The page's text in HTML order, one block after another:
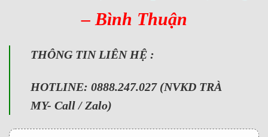
– Bình Thuận
THÔNG TIN LIÊN HỆ :
HOTLINE: 0888.247.027 (NVKD TRÀ
MY- Call / Zalo)